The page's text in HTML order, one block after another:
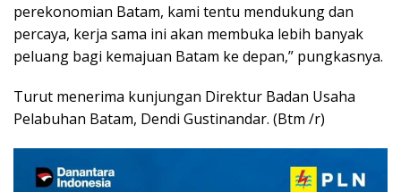
perekonomian Batam, kami tentu mendukung dan
percaya, kerja sama ini akan membuka lebih banyak
peluang bagi kemajuan Batam ke depan,” pungkasnya.
Turut menerima kunjungan Direktur Badan Usaha
Pelabuhan Batam, Dendi Gustinandar. (Btm /r)